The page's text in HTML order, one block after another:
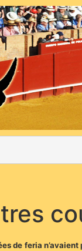
de feria